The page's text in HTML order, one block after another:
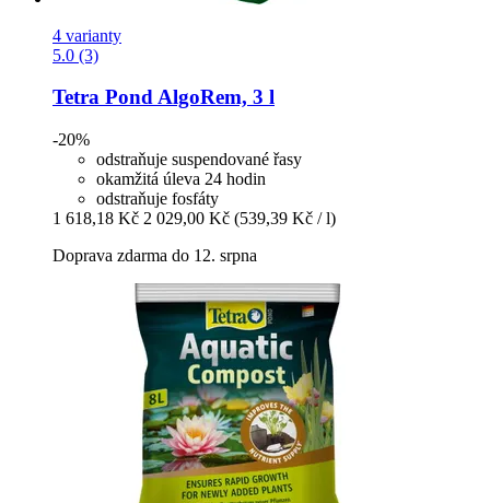
4 varianty
5.0 (3)
Tetra Pond AlgoRem, 3 l
-20%
odstraňuje suspendované řasy
okamžitá úleva 24 hodin
odstraňuje fosfáty
1 618,18 Kč 2 029,00 Kč (539,39 Kč / l)
Doprava zdarma do 12. srpna